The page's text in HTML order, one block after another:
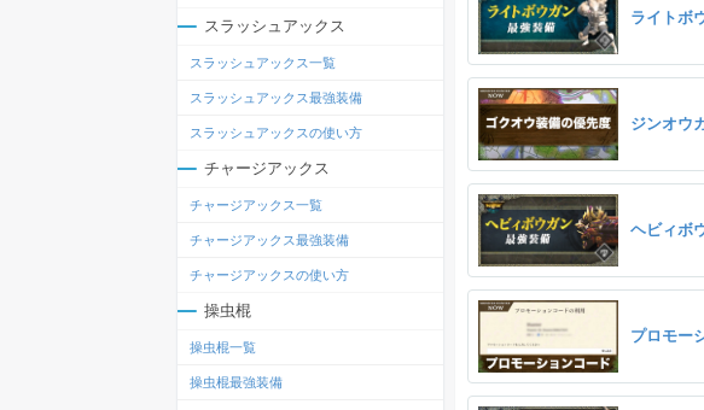
ライトボ
ジンオウ
ヘビィボ
プロモー
スラッシュアックス
スラッシュアックス一覧
スラッシュアックス最強装備
スラッシュアックスの使い方
チャージアックス
チャージアックス一覧
チャージアックス最強装備
チャージアックスの使い方
操虫棍
操虫棍一覧
操虫棍最強装備